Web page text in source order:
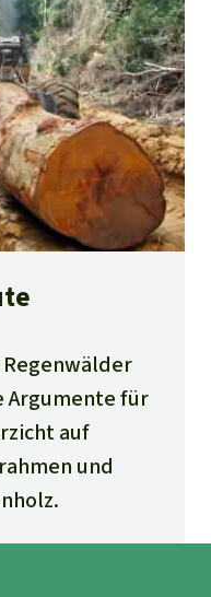
Argumente für
auf
und